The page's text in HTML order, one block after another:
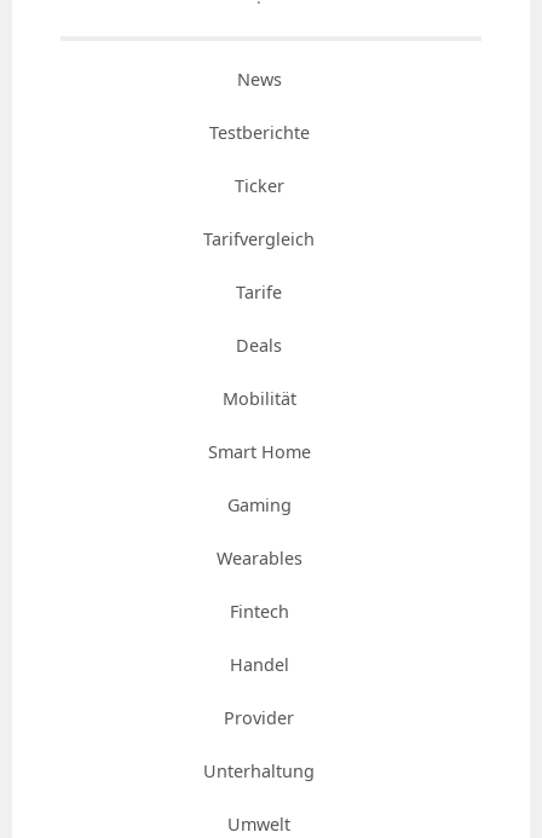
News
Testberichte
Ticker
Tarifvergleich
Tarife
Deals
Mobilität
Smart Home
Gaming
Wearables
Fintech
Handel
Provider
Unterhaltung
Umwelt